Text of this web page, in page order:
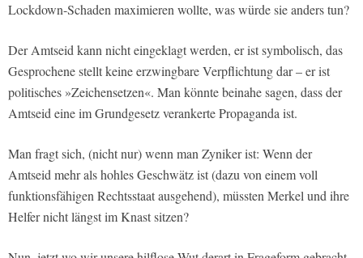
Lockdown-Schaden maximieren wollte, was würde sie anders tun?
Der Amtseid kann nicht eingeklagt werden, er ist symbolisch, das
Gesprochene stellt keine erzwingbare Verpflichtung dar – er ist
politisches »Zeichensetzen«. Man könnte beinahe sagen, dass der
Amtseid eine im Grundgesetz verankerte Propaganda ist.
Man fragt sich, (nicht nur) wenn man Zyniker ist: Wenn der
Amtseid mehr als hohles Geschwätz ist (dazu von einem voll
funktionsfähigen Rechtsstaat ausgehend), müssten Merkel und ihre
Helfer nicht längst im Knast sitzen?